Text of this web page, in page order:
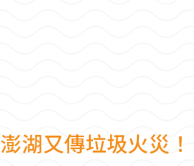
澎湖又傳垃圾火災